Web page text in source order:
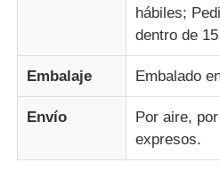
hábiles;
dentro de
Embalaje Embalado
Envío
Por aire,
expresos.